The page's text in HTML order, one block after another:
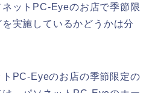
ットPC-Eyeのお店で季節限
実施しているかどうかは分
PC-Eyeのお店の季節限定の